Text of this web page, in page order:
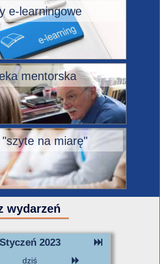
e-learningowe
mentorska
na miarę"
wydarzeń
Styczeń 2023
dziś